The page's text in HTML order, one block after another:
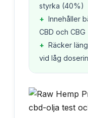
styrka (40%)
+ Innehåller
CBD och CBG
+ Räcker
vid låg